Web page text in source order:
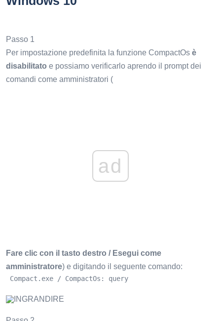
Passo 1
Per impostazione predefinita la funzione CompactOs è
disabilitato e possiamo verificarlo aprendo il prompt dei
comandi come amministratori (
ad
Fare clic con il tasto destro / Esegui come
amministratore) e digitando il seguente comando:
Compact.exe / CompactOs: query
INGRANDIRE